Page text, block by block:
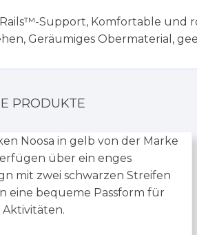
Support, Komfortable und
Geräumiges Obermaterial,
PRODUKTE